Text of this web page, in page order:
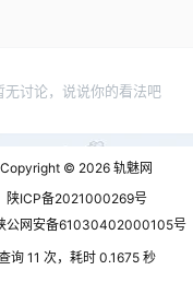
无讨论，说说你的看法吧
Copyright © 2026 轨魅网
陕ICP备2021000269号
公网安备61030402000105号
询 11 次，耗时 0.1675 秒